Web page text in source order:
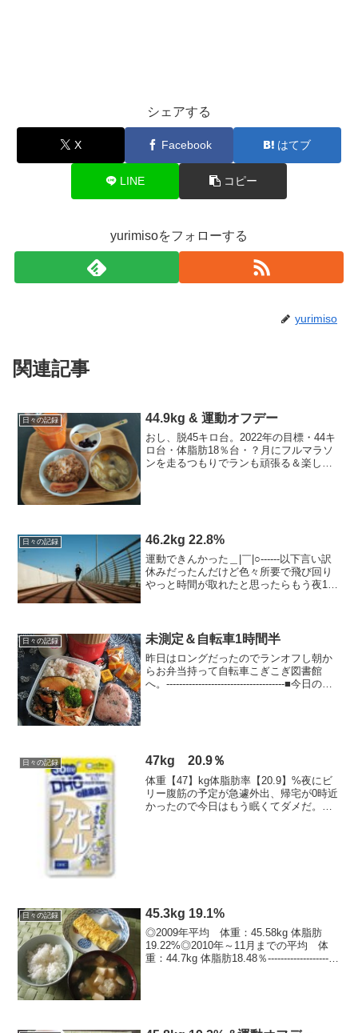
シェアする
X Facebook はてブ
LINE コピー
yurimisoをフォローする
yurimiso
関連記事
日々の記録 44.9kg & 運動オフデー
おし、脱45キロ台。2022年の目標・44キ
ロ台・体脂肪18％台・？月にフルマラソ
ンを走るつもりでランも頑張る＆楽し
日々の記録 46.2kg 22.8%
運動できんかった＿|￣|○------以下言い訳
休みだったんだけど色々所要で飛び回り
やっと時間が取れたと思ったらもう夜10
に家族...
日々の記録 未測定＆自転車1時間半
昨日はロングだったのでランオフし朝か
らお弁当持って自転車こぎこぎ図書館
へ。-------------------------------------■今日の食
日々の記録 47kg 20.9％
体重【47】kg体脂肪率【20.9】%夜にビ
リー腹筋の予定が急遽外出、帰宅が0時近
かったので今日はもう眠くてダメだ。
日々の記録 45.3kg 19.1%
◎2009年平均 体重：45.58kg 体脂肪
19.22%◎2010年～11月までの平均 体
重：44.7kg 体脂肪18.48％----------------------